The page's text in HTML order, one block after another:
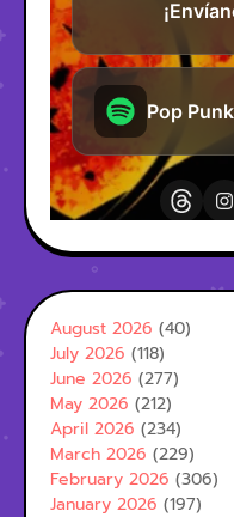
August 2026 (40)
July 2026 (118)
June 2026 (277)
May 2026 (212)
April 2026 (234)
March 2026 (229)
February 2026 (306)
January 2026 (197)